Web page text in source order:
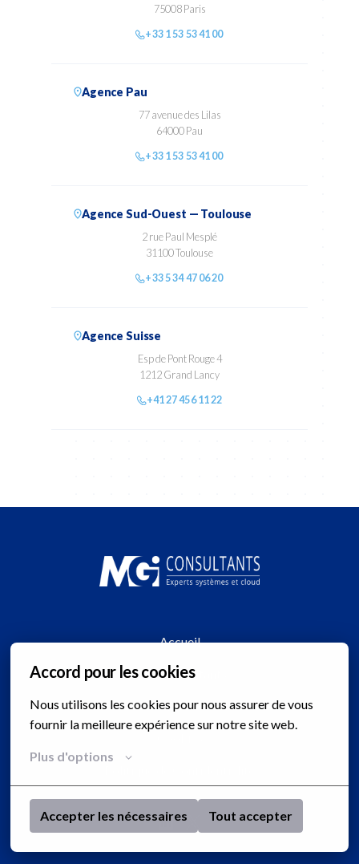
Accord pour les cookies
Nous utilisons les cookies pour nous assurer de vous
fournir la meilleure expérience sur notre site web.
Plus d'options
Accepter les nécessaires Tout accepter
75008 Paris
+33 1 53 53 41 00
Agence Pau
77 avenue des Lilas
64000 Pau
+33 1 53 53 41 00
Agence Sud-Ouest — Toulouse
2 rue Paul Mesplé
31100 Toulouse
+33 5 34 47 06 20
Agence Suisse
Esp de Pont Rouge 4
1212 Grand Lancy
+41 27 456 11 22
Page d'accueil
Accueil
MGI Consultants
FAQ